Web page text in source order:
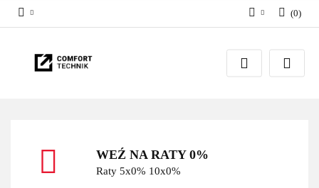
Zaloguj się
Zarejestruj się
(0)
WEŹ NA RATY 0%
Raty 5x0% 10x0%